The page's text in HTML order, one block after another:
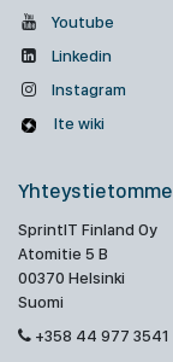
Youtube
Linkedin
Instagram
Ite wiki
Yhteystietomme
SprintIT Finland Oy
Atomitie 5 B
00370 Helsinki
Suomi
+358 44 977 3541